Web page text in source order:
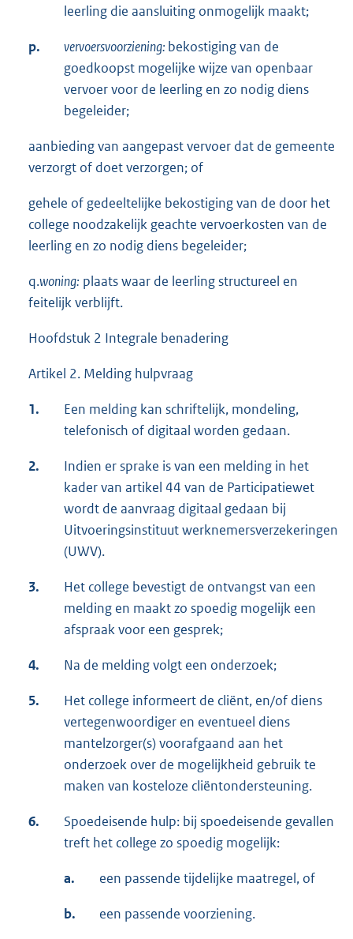
leerling die aansluiting onmogelijk maakt;
p. vervoersvoorziening: bekostiging van de
goedkoopst mogelijke wijze van openbaar
vervoer voor de leerling en zo nodig diens
begeleider;
aanbieding van aangepast vervoer dat de gemeente
verzorgt of doet verzorgen; of
gehele of gedeeltelijke bekostiging van de door het
college noodzakelijk geachte vervoerkosten van de
leerling en zo nodig diens begeleider;
q.woning: plaats waar de leerling structureel en
feitelijk verblijft.
Hoofdstuk 2 Integrale benadering
Artikel 2. Melding hulpvraag
1.
Een melding kan schriftelijk, mondeling,
telefonisch of digitaal worden gedaan.
2.
Indien er sprake is van een melding in het
kader van artikel 44 van de Participatiewet
wordt de aanvraag digitaal gedaan bij
Uitvoeringsinstituut werknemersverzekeringen
(UWV).
3.
Het college bevestigt de ontvangst van een
melding en maakt zo spoedig mogelijk een
afspraak voor een gesprek;
4. Na de melding volgt een onderzoek;
5.
Het college informeert de cliënt, en/of diens
vertegenwoordiger en eventueel diens
mantelzorger(s) voorafgaand aan het
onderzoek over de mogelijkheid gebruik te
maken van kosteloze cliëntondersteuning.
6.
Spoedeisende hulp: bij spoedeisende gevallen
treft het college zo spoedig mogelijk:
a. een passende tijdelijke maatregel, of
b. een passende voorziening.